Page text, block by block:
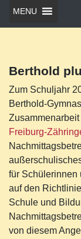
MENU
Berthold
Zum Schuljahr
Berthold-
Zusammenarbeit
Freiburg-
für Schülerinnen
auf den
Schule und
von diesem